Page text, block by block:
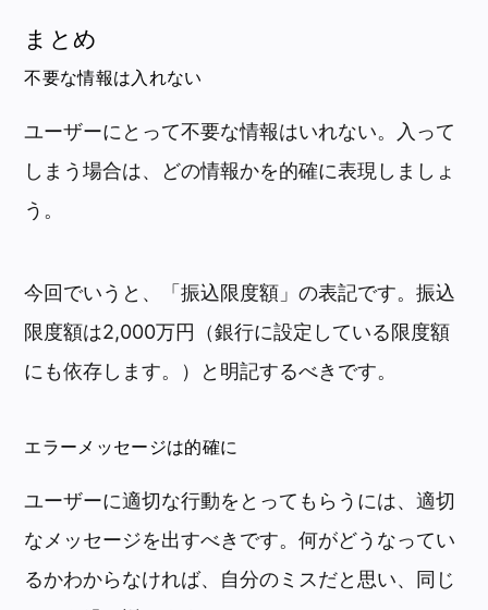
まとめ
不要な情報は入れない
ユーザーにとって不要な情報はいれない。入って
しまう場合は、どの情報かを的確に表現しましょ
う。
今回でいうと、「振込限度額」の表記です。振込
限度額は2,000万円（銀行に設定している限度額
にも依存します。）と明記するべきです。
エラーメッセージは的確に
ユーザーに適切な行動をとってもらうには、適切
なメッセージを出すべきです。何がどうなってい
るかわからなければ、自分のミスだと思い、同じ